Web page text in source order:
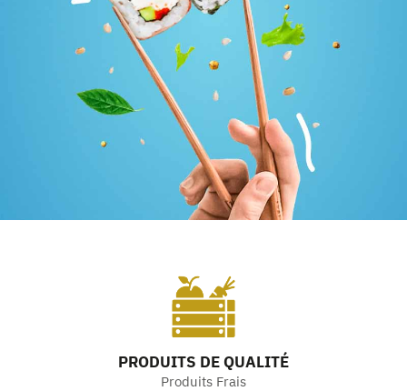
PRODUITS DE QUALITÉ
Produits Frais